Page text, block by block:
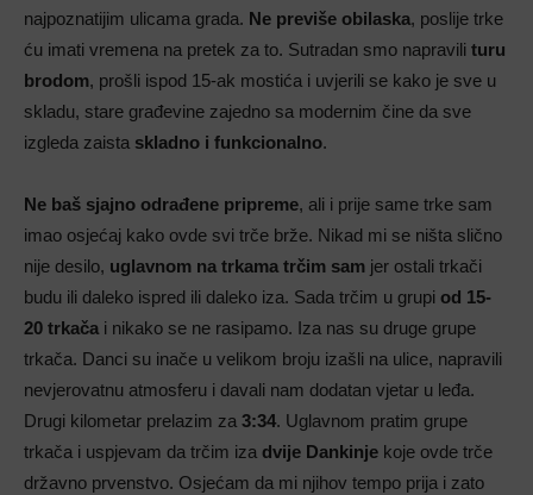
najpoznatijim ulicama grada. Ne previše obilaska, poslije trke
ću imati vremena na pretek za to. Sutradan smo napravili turu
brodom, prošli ispod 15-ak mostića i uvjerili se kako je sve u
skladu, stare građevine zajedno sa modernim čine da sve
izgleda zaista skladno i funkcionalno.
Ne baš sjajno odrađene pripreme, ali i prije same trke sam
imao osjećaj kako ovde svi trče brže. Nikad mi se ništa slično
nije desilo, uglavnom na trkama trčim sam jer ostali trkači
budu ili daleko ispred ili daleko iza. Sada trčim u grupi od 15-
20 trkača i nikako se ne rasipamo. Iza nas su druge grupe
trkača. Danci su inače u velikom broju izašli na ulice, napravili
nevjerovatnu atmosferu i davali nam dodatan vjetar u leđa.
Drugi kilometar prelazim za 3:34. Uglavnom pratim grupe
trkača i uspjevam da trčim iza dvije Dankinje koje ovde trče
državno prvenstvo. Osjećam da mi njihov tempo prija i zato